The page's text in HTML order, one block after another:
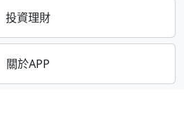
投資理財
關於APP